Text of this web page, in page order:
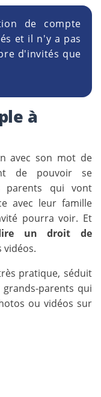
de compte
et il n'y a pas
d'invités que
à
avec son mot de
de pouvoir se
parents qui vont
avec leur famille
pourra voir. Et
un droit de
vidéos.
pratique, séduit
parents qui
ou vidéos sur